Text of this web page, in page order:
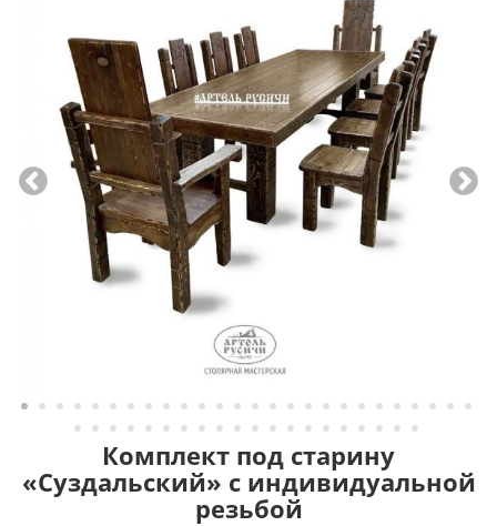
Комплект под старину
«Суздальский» с индивидуальной
резьбой